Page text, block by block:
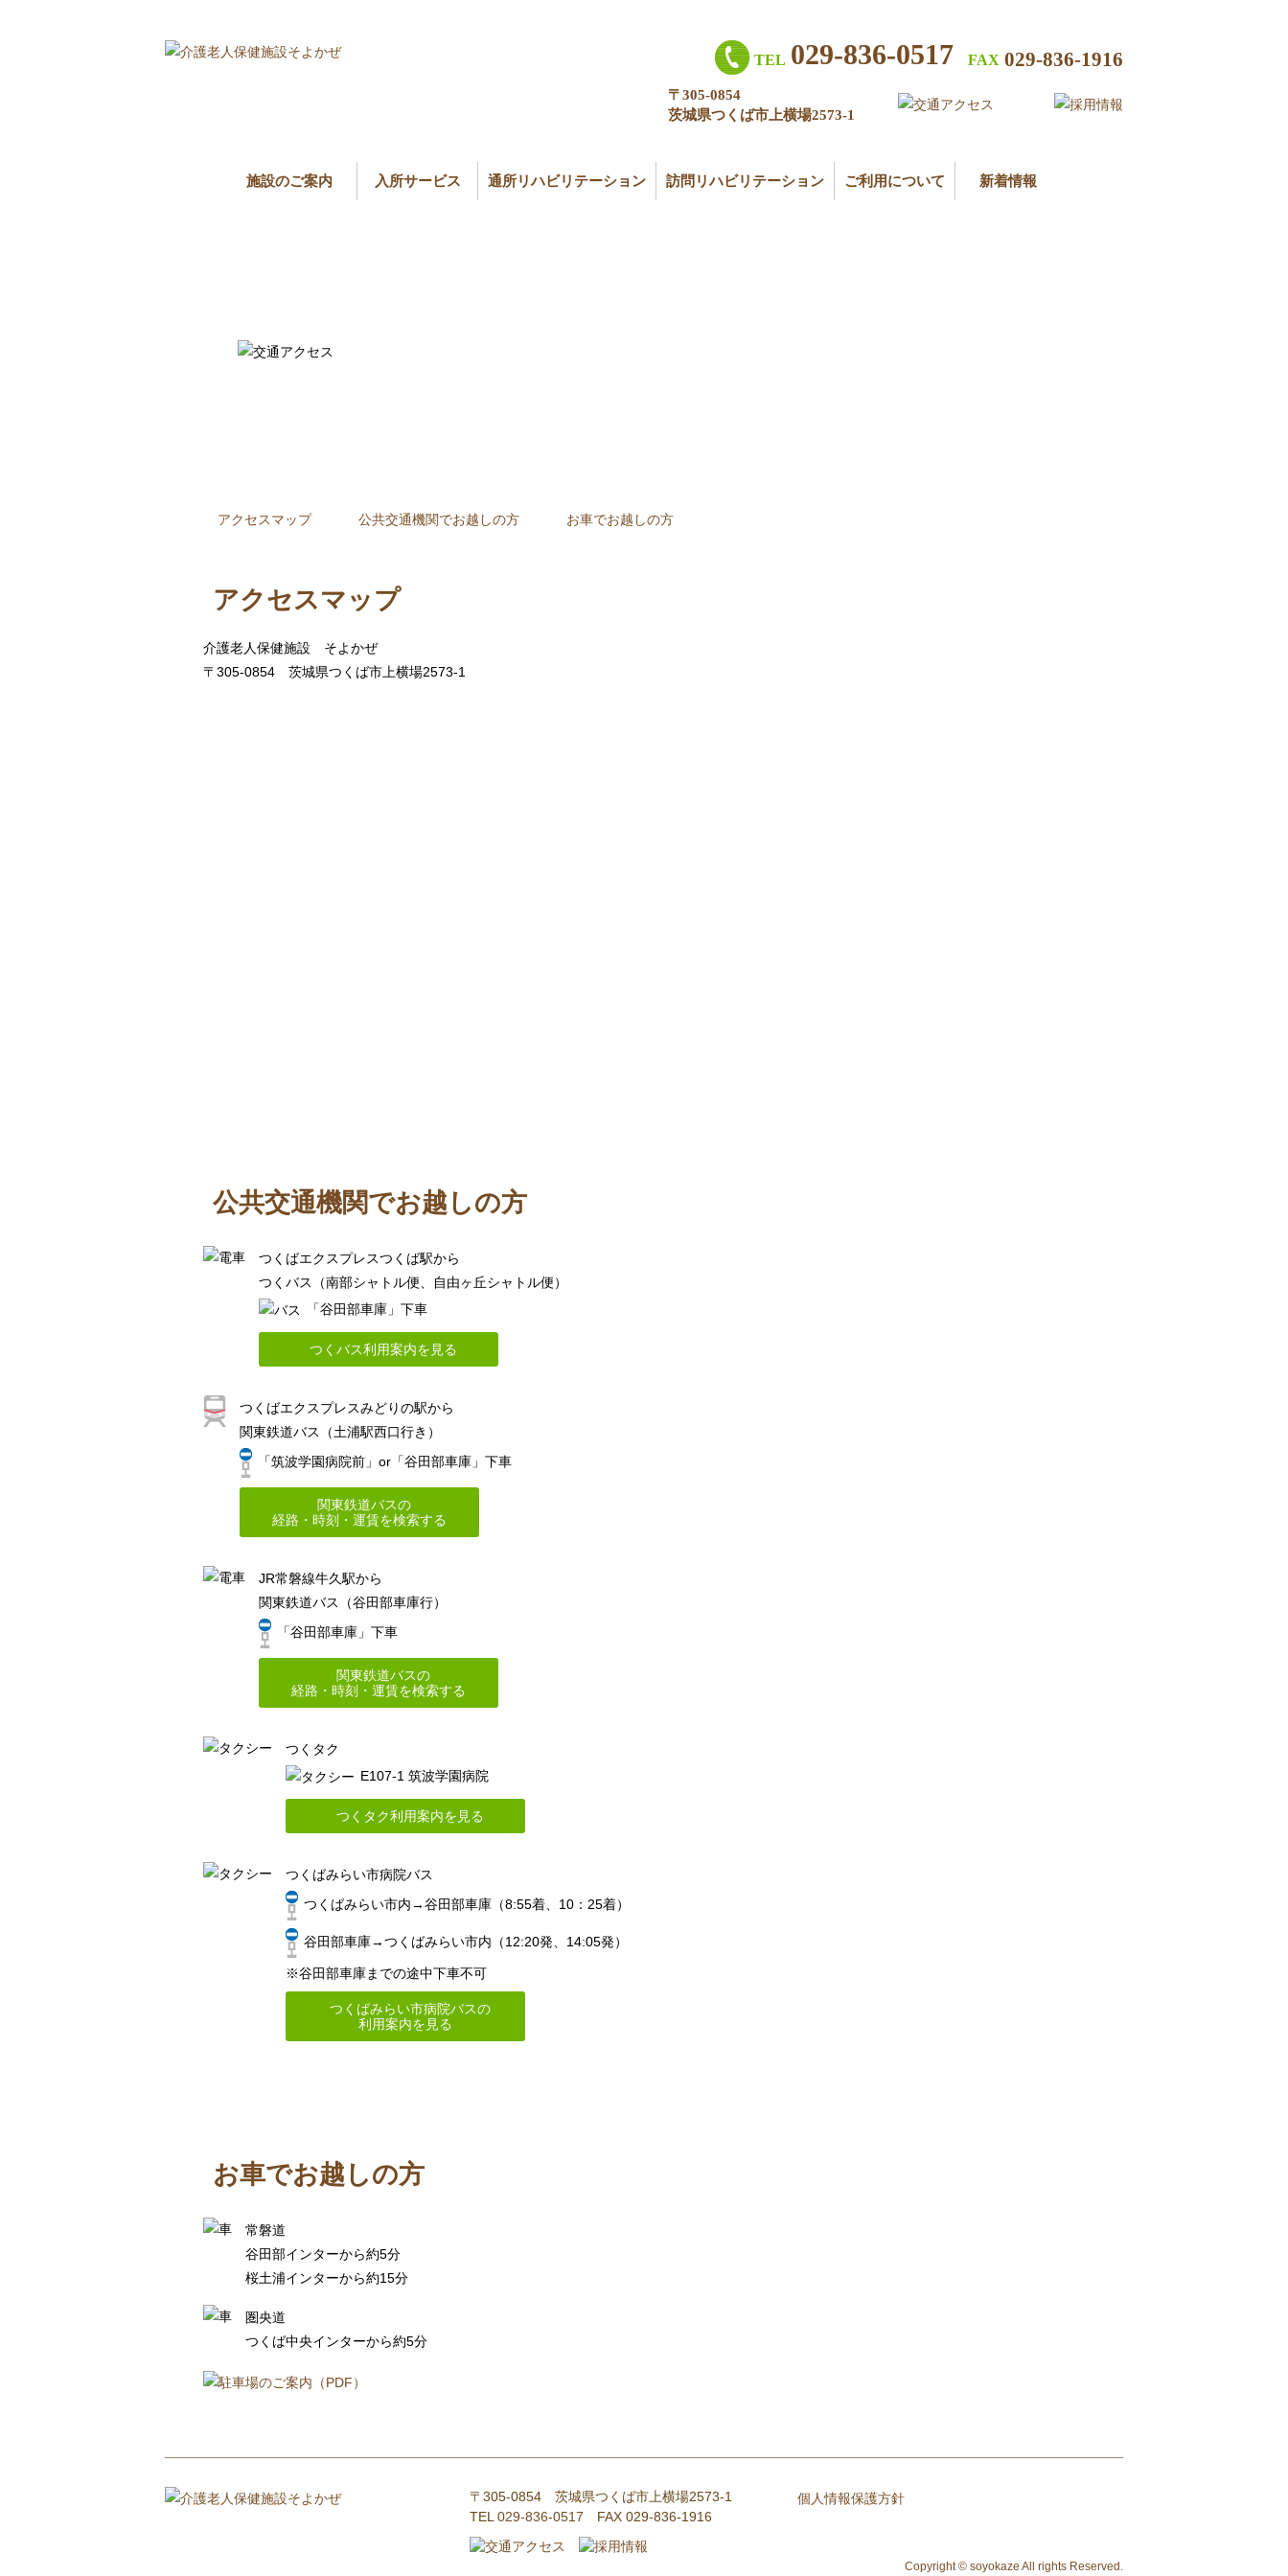
TEL 029-836-0517 FAX 029-836-1916
〒305-0854
茨城県つくば市上横場2573-1
施設のご案内 入所サービス 通所リハビリテーション 訪問リハビリテーション ご利用について 新着情報
アクセスマップ 公共交通機関でお越しの方 お車でお越しの方
アクセスマップ
介護老人保健施設 そよかぜ
〒305-0854 茨城県つくば市上横場2573-1
公共交通機関でお越しの方
つくばエクスプレスつくば駅から
つくバス（南部シャトル便、自由ヶ丘シャトル便）
「谷田部車庫」下車
つくバス利用案内を見る
つくばエクスプレスみどりの駅から
関東鉄道バス（土浦駅西口行き）
「筑波学園病院前」or「谷田部車庫」下車
関東鉄道バスの
経路・時刻・運賃を検索する
JR常磐線牛久駅から
関東鉄道バス（谷田部車庫行）
「谷田部車庫」下車
関東鉄道バスの
経路・時刻・運賃を検索する
つくタク
E107-1 筑波学園病院
つくタク利用案内を見る
つくばみらい市病院バス
つくばみらい市内→谷田部車庫（8:55着、10：25着）
谷田部車庫→つくばみらい市内（12:20発、14:05発）
※谷田部車庫までの途中下車不可
つくばみらい市病院バスの
利用案内を見る
お車でお越しの方
常磐道
谷田部インターから約5分
桜土浦インターから約15分
圏央道
つくば中央インターから約5分
〒305-0854 茨城県つくば市上横場2573-1
TEL 029-836-0517 FAX 029-836-1916
個人情報保護方針
Copyright © soyokaze All rights Reserved.